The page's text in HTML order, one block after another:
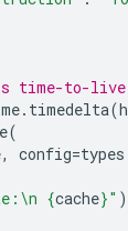
time-to-
. timedelta(
(
, config=types
\n {cache}" )